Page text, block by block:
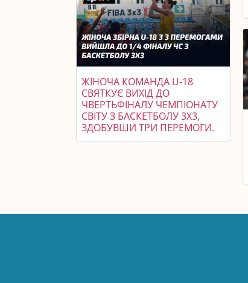
ЖІНОЧА КОМАНДА U-18
СВЯТКУЄ ВИХІД ДО
ЧВЕРТЬФІНАЛУ ЧЕМПІОНАТУ
СВІТУ З БАСКЕТБОЛУ 3X3,
ЗДОБУВШИ ТРИ ПЕРЕМОГИ.